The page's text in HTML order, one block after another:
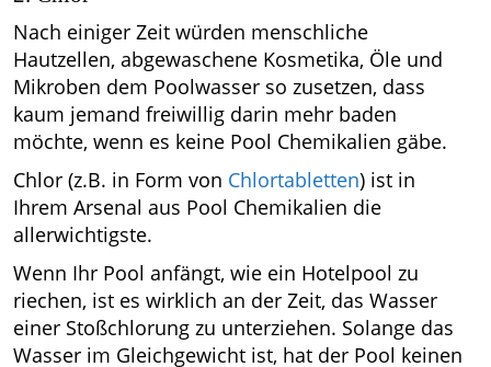
Nach einiger Zeit würden menschliche
Hautzellen, abgewaschene Kosmetika, Öle und
Mikroben dem Poolwasser so zusetzen, dass
kaum jemand freiwillig darin mehr baden
möchte, wenn es keine Pool Chemikalien gäbe.
Chlor (z.B. in Form von Chlortabletten) ist in
Ihrem Arsenal aus Pool Chemikalien die
allerwichtigste.
Wenn Ihr Pool anfängt, wie ein Hotelpool zu
riechen, ist es wirklich an der Zeit, das Wasser
einer Stoßchlorung zu unterziehen. Solange das
Wasser im Gleichgewicht ist, hat der Pool keinen